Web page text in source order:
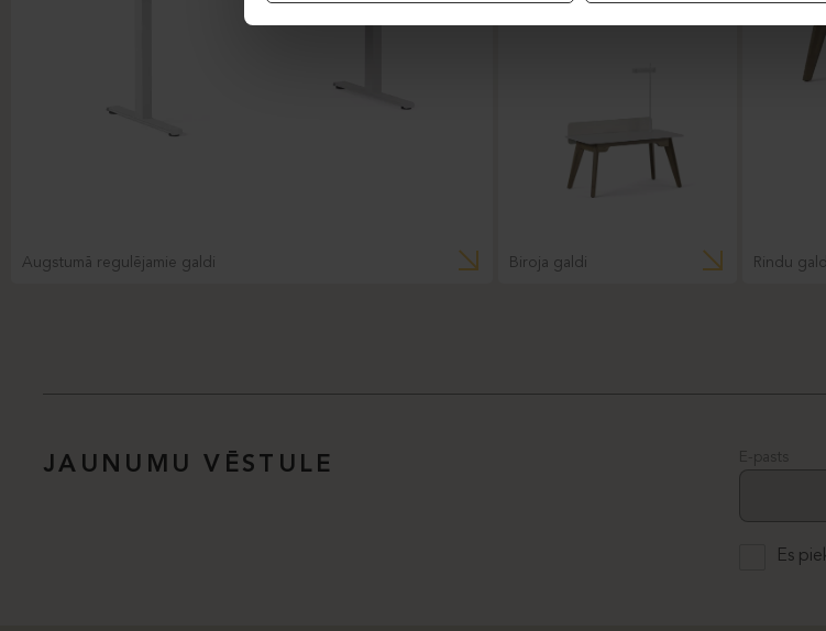
Augstumā regulējamie galdi Biroja galdi Rindu
JAUNUMU VĒSTULE E-pasts
Es